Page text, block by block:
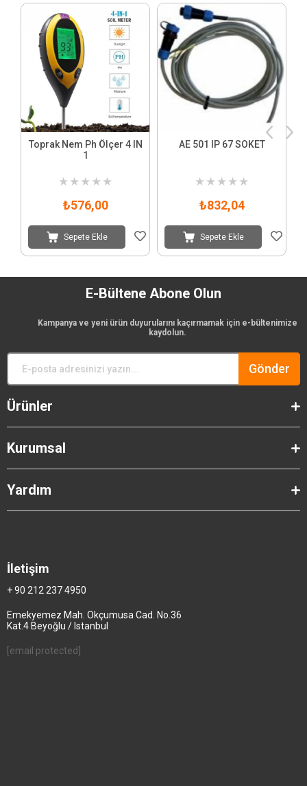
Toprak Nem Ph Ölçer 4 IN
1
★ ★ ★ ★ ★
₺576,00
Sepete Ekle
AE 501 IP 67 SOKET
★ ★ ★ ★ ★
₺832,04
Sepete Ekle
E-Bültene Abone Olun
Kampanya ve yeni ürün duyurularını kaçırmamak için e-bültenimize
kaydolun.
Gönder
Ürünler
Kurumsal
Yardım
İletişim
+ 90 212 237 4950
Emekyemez Mah. Okçumusa Cad. No.36
Kat.4 Beyoğlu / Istanbul
[email protected]